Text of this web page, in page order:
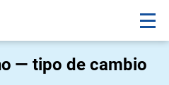
— tipo de cambio